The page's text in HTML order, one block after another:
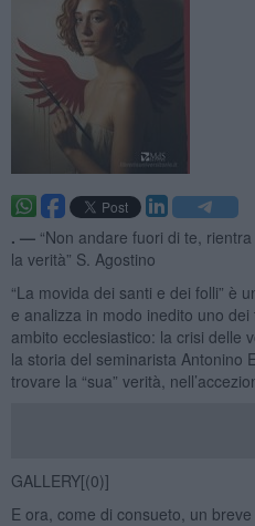
. — “Non andare fuori di te,
la verità” S. Agostino
“La movida dei santi e dei folli” è
e analizza in modo inedito uno
ambito ecclesiastico: la crisi delle
la storia del seminarista Antonino
trovare la “sua” verità,
GALLERY[(0)]
E ora, come di consueto, un